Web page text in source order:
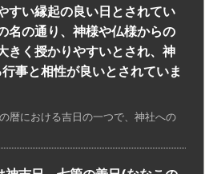
すい縁起の良い日とされてい
名の通り、神様や仏様からの
きく授かりやすいとされ、神
事と相性が良いとされていま
暦における吉日の一つで、神社への